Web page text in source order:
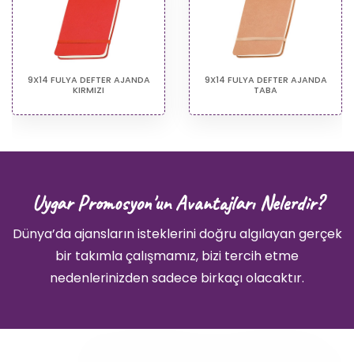
9X14 FULYA DEFTER AJANDA
KIRMIZI
9X14 FULYA DEFTER AJANDA
TABA
Uygar Promosyon'un Avantajları Nelerdir?
Dünya’da ajansların isteklerini doğru algılayan gerçek
bir takımla çalışmamız, bizi tercih etme
nedenlerinizden sadece birkaçı olacaktır.